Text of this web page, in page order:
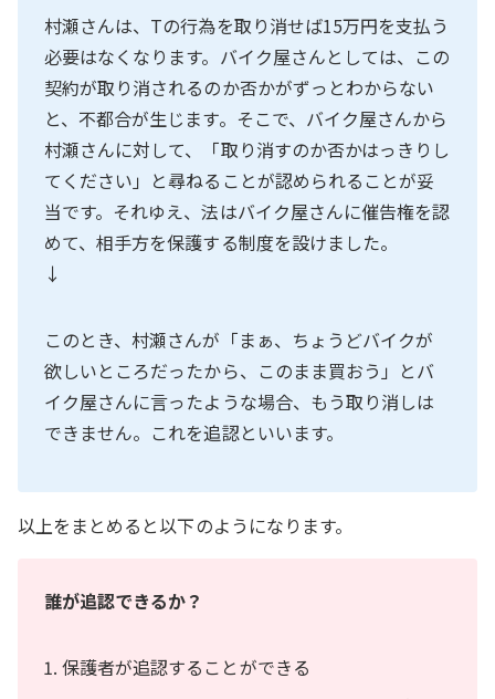
村瀬さんは、Tの行為を取り消せば15万円を支払う
必要はなくなります。バイク屋さんとしては、この
契約が取り消されるのか否かがずっとわからない
と、不都合が生じます。そこで、バイク屋さんから
村瀬さんに対して、「取り消すのか否かはっきりし
てください」と尋ねることが認められることが妥
当です。それゆえ、法はバイク屋さんに催告権を認
めて、相手方を保護する制度を設けました。
↓
このとき、村瀬さんが「まぁ、ちょうどバイクが
欲しいところだったから、このまま買おう」とバ
イク屋さんに言ったような場合、もう取り消しは
できません。これを追認といいます。
以上をまとめると以下のようになります。
誰が追認できるか？
保護者が追認することができる